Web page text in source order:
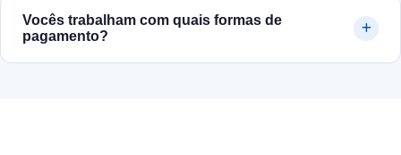
Vocês trabalham com quais formas de
pagamento?